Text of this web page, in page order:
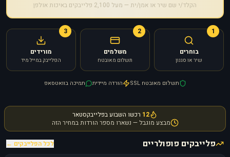
הקלד/י שם שיר או אמן/ית — מעל 2,100 פלייבקים באיכות אולפן
1
בוחרים
שיר או סגנון
2
משלמים
תשלום מאובטח
3
מורידים
הפלייבק במייל מיד
תשלום מאובטח SSL הורדה מיידית תמיכה בוואטסאפ
12 רכשו השבוע בפלייבקסטאר
מבצע מוגבל — נשארו מספר הורדות במחיר הזה
פלייבקים פופולריים
לכל הפלייבקים ←